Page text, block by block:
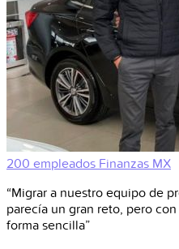
200 empleados Finanzas MX
“Migrar a nuestro equipo de
parecía un gran reto, pero
forma sencilla”